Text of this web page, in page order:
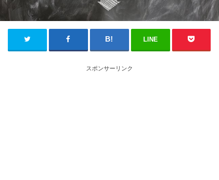
LINE
スポンサーリンク